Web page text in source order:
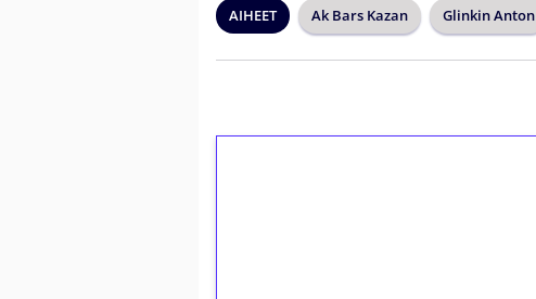
AIHEET Ak Bars Kazan Glinkin Anton